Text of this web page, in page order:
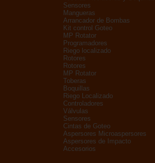
Sensores
Mangueras
Arrancador de Bombas
Kit control Goteo
MP Rotator
Programadores
Riego localizado
Rotores
Rotores
MP Rotator
Toberas
Boquillas
Riego Localizado
Controladores
Válvulas
Sensores
Cintas de Goteo
Aspersores Microaspersores
Aspersores de Impacto
Accesorios